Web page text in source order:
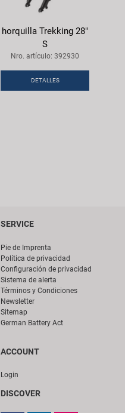
horquilla Trekking 28"
S
Nro. artículo: 392930
DETALLES
SERVICE
Pie de Imprenta
Política de privacidad
Configuración de privacidad
Sistema de alerta
Términos y Condiciones
Newsletter
Sitemap
German Battery Act
ACCOUNT
Login
DISCOVER